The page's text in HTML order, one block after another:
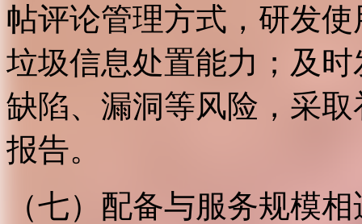
帖评论管理方式，研发
垃圾信息处置能力；及
缺陷、漏洞等风险，采
报告。
（七）配备与服务规模